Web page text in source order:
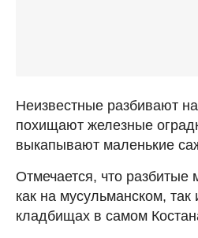
Неизвестные разбивают
похищают железные
выкапывают маленькие
Отмечается, что разбитые
как на мусульманском,
кладбищах в самом